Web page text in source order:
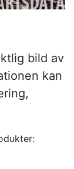
bild av
kan